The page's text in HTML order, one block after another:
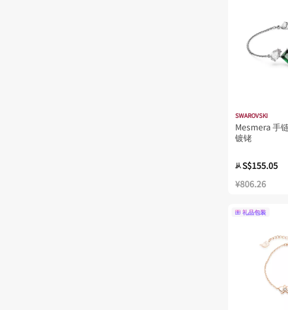
SWAROVSKI
Mesmera 手
镀铑
从S$155.05
¥806.26
礼品包装